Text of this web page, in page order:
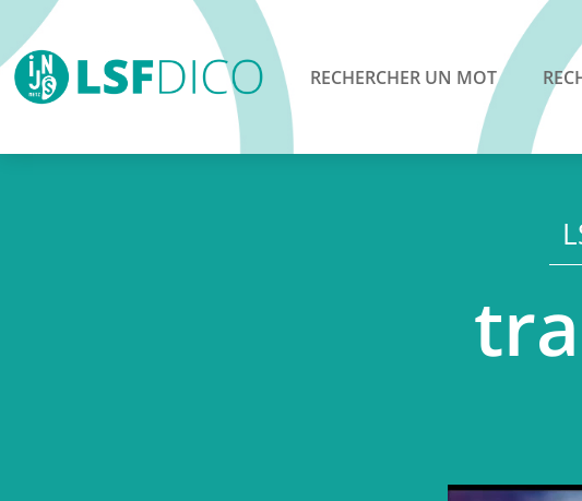
RECHERCHER UN MOT